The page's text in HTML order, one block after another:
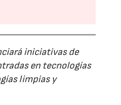
iniciativas de
en tecnologías
limpias y